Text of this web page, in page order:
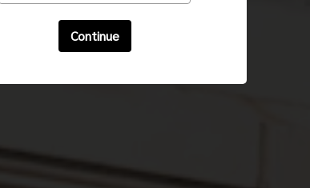
Continue